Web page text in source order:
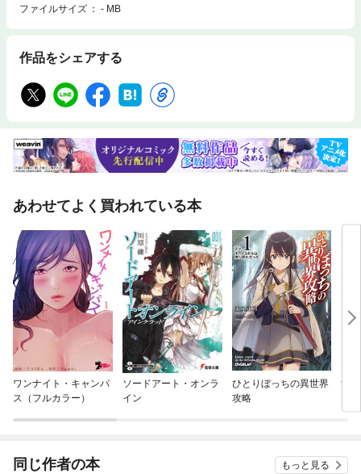
ファイルサイズ
- MB
作品をシェアする
あわせてよく買われている本
ワンナイト・キャンパ
ス（フルカラー）
ソードアート・オンラ
イン
ひとりぼっちの異世界
攻略
す
同じ作者の本 もっと見る